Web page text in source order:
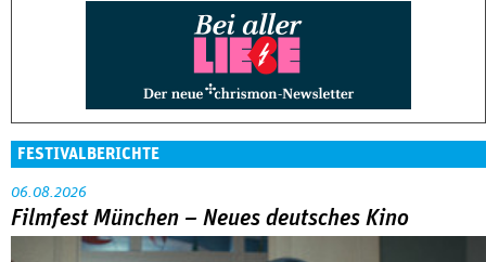
FESTIVALBERICHTE
06.08.2026
Filmfest München – Neues deutsches Kino